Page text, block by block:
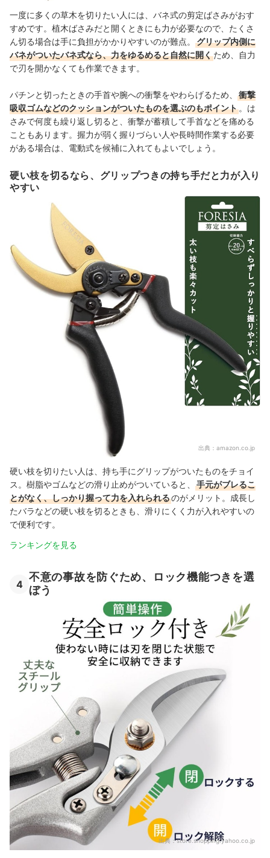
一度に多くの草木を切りたい人には、バネ式の剪定ばさみがおす
すめです。植木ばさみだと開くときにも力が必要なので、たくさ
ん切る場合は手に負担がかかりやすいのが難点。
グリップ内側に
バネがついたバネ式なら、力をゆるめると自然に開くため、自力
で刃を開かなくても作業できます。
パチンと切ったときの手首や腕への衝撃をやわらげるため、
衝撃
吸収ゴムなどのクッションがついたものを選ぶのもポイント 。は
さみで何度も繰り返し切ると、衝撃が蓄積して手首などを痛める
こともあります。握力が弱く握りづらい人や長時間作業する必要
がある場合は、電動式を候補に入れてもよいでしょう。
硬い枝を切るなら、グリップつきの持ち手だと力が入り
やすい
出典： amazon.co.jp
硬い枝を切りたい人は、持ち手にグリップがついたものをチョイ
ス。樹脂やゴムなどの滑り止めがついていると、
手元がブレるこ
とがなく、しっかり握って力を入れられるのがメリット。成長し
たバラなどの硬い枝を切るときも、滑りにくく力が入れやすいの
で便利です。
ランキングを見る
4
不意の事故を防ぐため、ロック機能つきを選
ぼう
出典：store.shopping.yahoo.co.jp